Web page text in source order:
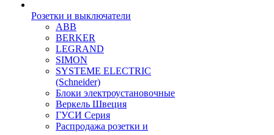
Розетки и выключатели
ABB
BERKER
LEGRAND
SIMON
SYSTEME ELECTRIC
(Schneider)
Блоки электроустановочные
Веркель Швеция
ГУСИ Серия
Распродажа розетки и